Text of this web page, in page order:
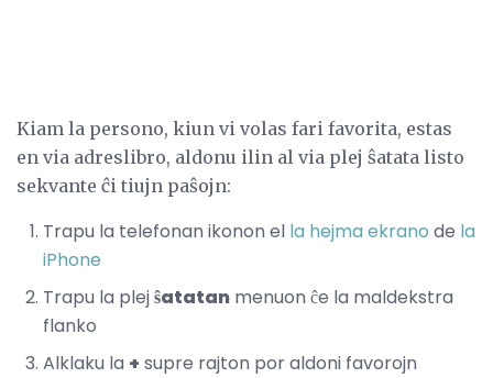
Kiam la persono, kiun vi volas fari favorita, estas
en via adreslibro, aldonu ilin al via plej ŝatata listo
sekvante ĉi tiujn paŝojn:
Trapu la telefonan ikonon el la hejma ekrano de la
iPhone
Trapu la plejŝatatan menuon ĉe la maldekstra
flanko
Alklaku la + supre rajton por aldoni favorojn